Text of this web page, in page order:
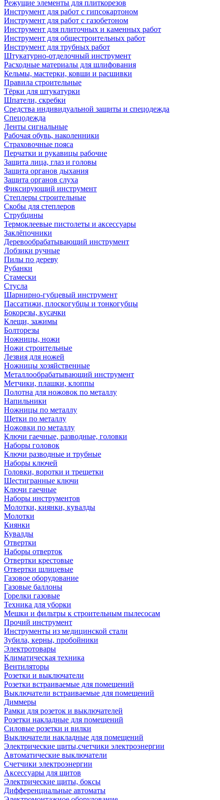
Режущие элементы для плиткорезов
Инструмент для работ с гипсокартоном
Инструмент для работ с газобетоном
Инструмент для плиточных и каменных работ
Инструмент для общестроительных работ
Инструмент для трубных работ
Штукатурно-отделочный инструмент
Расходные материалы для шлифования
Кельмы, мастерки, ковши и расшивки
Правила строительные
Тёрки для штукатурки
Шпатели, скребки
Средства индивидуальной защиты и спецодежда
Спецодежда
Ленты сигнальные
Рабочая обувь, наколенники
Страховочные пояса
Перчатки и рукавицы рабочие
Защита лица, глаз и головы
Защита органов дыхания
Защита органов слуха
Фиксирующий инструмент
Степлеры строительные
Скобы для степлеров
Струбцины
Термоклеевые пистолеты и аксессуары
Заклёпочники
Деревообрабатывающий инструмент
Лобзики ручные
Пилы по дереву
Рубанки
Стамески
Стусла
Шарнирно-губцевый инструмент
Пассатижи, плоскогубцы и тонкогубцы
Бокорезы, кусачки
Клещи, зажимы
Болторезы
Ножницы, ножи
Ножи строительные
Лезвия для ножей
Ножницы хозяйственные
Металлообрабатывающий инструмент
Метчики, плашки, клоппы
Полотна для ножовок по металлу
Напильники
Ножницы по металлу
Щетки по металлу
Ножовки по металлу
Ключи гаечные, разводные, головки
Наборы головок
Ключи разводные и трубные
Наборы ключей
Головки, воротки и трещетки
Шестигранные ключи
Ключи гаечные
Наборы инструментов
Молотки, киянки, кувалды
Молотки
Киянки
Кувалды
Отвертки
Наборы отверток
Отвертки крестовые
Отвертки шлицевые
Газовое оборудование
Газовые баллоны
Горелки газовые
Техника для уборки
Мешки и фильтры к строительным пылесосам
Прочий инструмент
Инструменты из медицинской стали
Зубила, керны, пробойники
Электротовары
Климатическая техника
Вентиляторы
Розетки и выключатели
Розетки встраиваемые для помещений
Выключатели встраиваемые для помещений
Диммеры
Рамки для розеток и выключателей
Розетки накладные для помещений
Силовые розетки и вилки
Выключатели накладные для помещений
Электрические щиты,счетчики электроэнергии
Автоматические выключатели
Счетчики электроэнергии
Аксессуары для щитов
Электрические щиты, боксы
Дифференциальные автоматы